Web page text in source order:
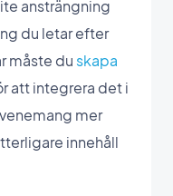
ansträngning
du letar efter
måste du skapa
att integrera det i
mer
innehåll